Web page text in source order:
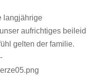
langjährige
aufrichtiges beileid
gelten der familie.